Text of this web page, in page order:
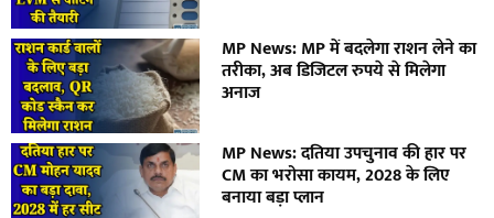
MP News: MP में बदलेगा राशन लेने का
तरीका, अब डिजिटल रुपये से मिलेगा
अनाज
MP News: दतिया उपचुनाव की हार पर
CM का भरोसा कायम, 2028 के लिए
बनाया बड़ा प्लान